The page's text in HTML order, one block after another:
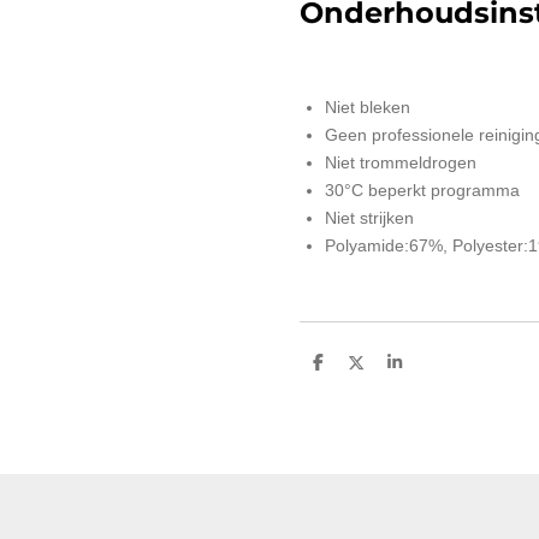
Niet bleken
Geen professionele
Niet trommeldrogen
30°C beperkt programma
Niet strijken
Polyamide:67%,
D
D
S